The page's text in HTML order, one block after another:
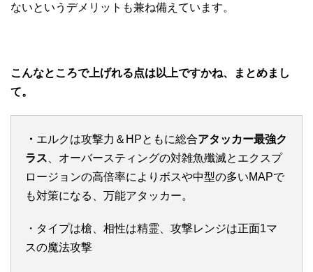
ないというデメリットも兼ね備えています。
こんなところで上げれる点は以上ですかね、まとめまし
て。
・ エルクは攻撃力＆HPともに総合アタッカー最強ク
ラス 、オーバースティングの対雑魚殲滅とエクスプ
ロージョンの高倍率によりボスや中型の多いMAPで
も対策になる、万能アタッカー。
・タイプは槍、相性は精霊、攻撃レンジは正面1マ
スの魔法攻撃